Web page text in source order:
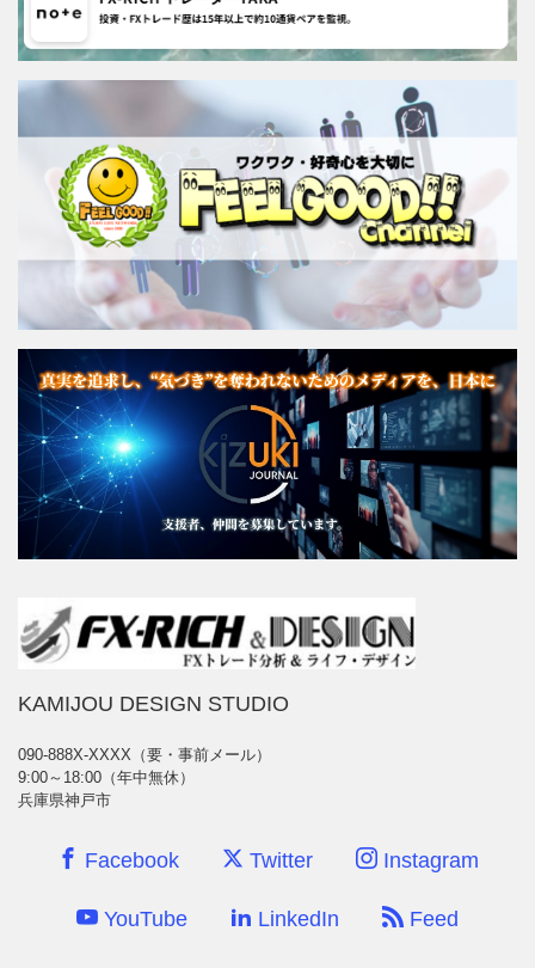
KAMIJOU DESIGN STUDIO
090-888X-XXXX（要・事前メール）
9:00～18:00（年中無休）
兵庫県神戸市
Facebook Twitter Instagram
YouTube LinkedIn Feed